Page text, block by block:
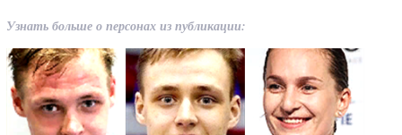
Узнать больше о персонах из публикации: